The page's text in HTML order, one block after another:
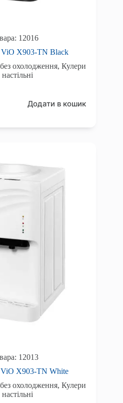
12016
ViO Х903-TN Black
охолодження, Кулери
настільні
Додати в кошик
12013
ViO Х903-TN White
охолодження, Кулери
настільні